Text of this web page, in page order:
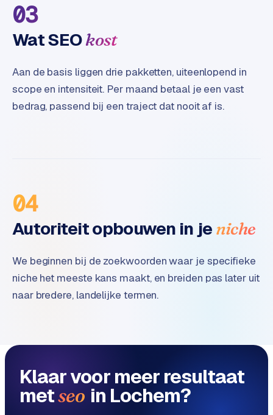
B
R
t
i
l
-
s
t
o
e
03
Wat SEOkost
Aan de basis liggen drie pakketten, uiteenlopend in
scope en intensiteit. Per maand betaal je een vast
bedrag, passend bij een traject dat nooit af is.
04
Autoriteit opbouwen in je niche
We beginnen bij de zoekwoorden waar je specifieke
niche het meeste kans maakt, en breiden pas later uit
naar bredere, landelijke termen.
Klaar voor meer resultaat
metseo in Lochem?